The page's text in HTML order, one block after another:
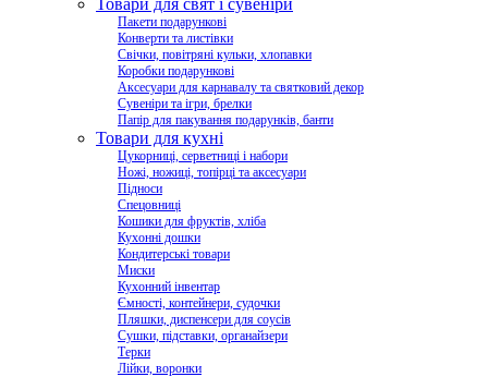
Товари для свят і сувеніри
Пакети подарункові
Конверти та листівки
Свічки, повітряні кульки, хлопавки
Коробки подарункові
Аксесуари для карнавалу та святковий декор
Сувеніри та ігри, брелки
Папір для пакування подарунків, банти
Товари для кухні
Цукорниці, серветниці і набори
Ножі, ножиці, топірці та аксесуари
Підноси
Спецовниці
Кошики для фруктів, хліба
Кухонні дошки
Кондитерські товари
Миски
Кухонний інвентар
Ємності, контейнери, судочки
Пляшки, диспенсери для соусів
Сушки, підставки, органайзери
Терки
Лійки, воронки